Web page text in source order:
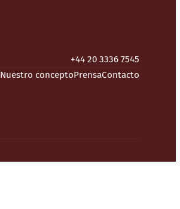
+44 20 3336 7545
Nuestro conceptoPrensaContacto